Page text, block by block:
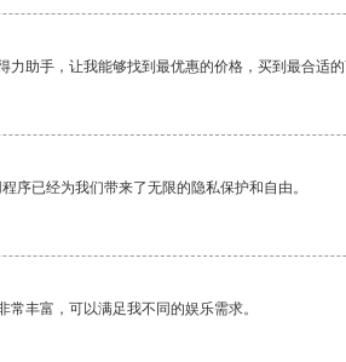
力助手，让我能够找到最优惠的价格，买到最合适
序已经为我们带来了无限的隐私保护和自由。
常丰富，可以满足我不同的娱乐需求。